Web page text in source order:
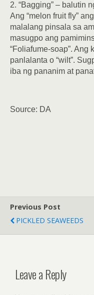
2. “Bagging” – balutin
Ang “melon fruit fly”
malalang pinsala sa
masugpo ang
“Foliafume-soap”. Ang
panlalanta o “wilt”.
iba ng pananim at
Source: DA
Previous Post
PICKLED SEAWEEDS
Leave a Reply